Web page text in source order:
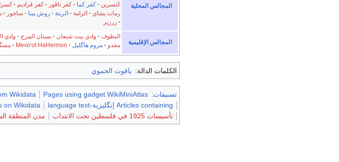
المجالس المحلية
كتسرين
كفر كما كفر تاڤور كفر ڤراديم
رمات يشاي
الرامة الرينة روش پينا ساجور
زرزير
المجالس الإقليمية
البطوف وادي بيت شيعان بستان المرج وادي
مجدو
مروم هاگليل Mevo'ot HaHermon
الكلمات الدالة: ياقوت الحموي
تصنيفات:
Pages using gadget WikiMiniAtlas
Wikidata
Articles containing إنگليزية-language text
on Wikidata
تأسيسات 1925 في فلسطين تحت الانتداب
مدن المنطقة